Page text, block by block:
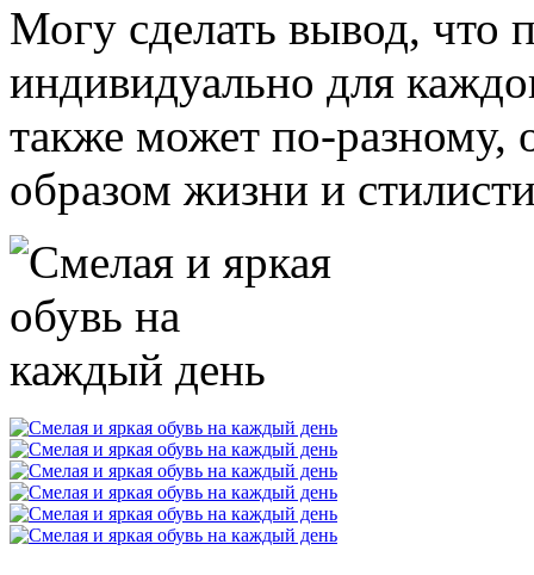
Могу сделать вывод, что
индивидуально для
также может по-разному,
образом жизни и